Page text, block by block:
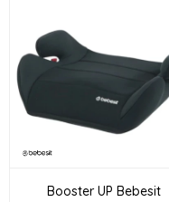
Booster UP Bebesit